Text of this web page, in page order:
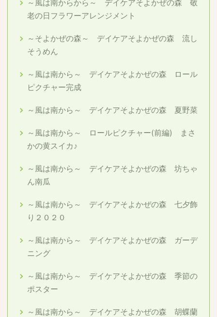
～風は南からから～ デイケアそよかぜの森 敬
老の日フラワーアレンジメント
～そよかぜの森～ デイケアそよかぜの森 流し
そうめん
～風は南から～ デイケアそよかぜの森 ロール
ピクチャー完成
～風は南から～ デイケアそよかぜの森 夏野菜
～風は南から～ ロールピクチャー(前編) まさ
かの黄スイカ♪
～風は南から～ デイケアそよかぜの森 坊ちゃ
ん南瓜
～風は南から～ デイケアそよかぜの森 七夕飾
り２０２０
～風は南から～ デイケアそよかぜの森 ガーデ
ニング
～風は南から～ デイケアそよかぜの森 季節の
ポスター
～風は南から～ デイケアそよかぜの森 胡蝶蘭